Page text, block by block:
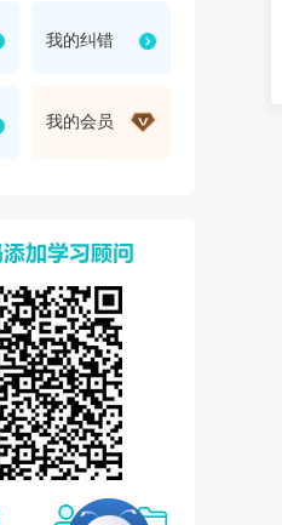
我的纠错
我的会员